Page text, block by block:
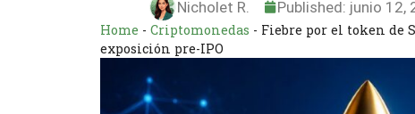
Nicholet R. Published: junio 12,
Home - Criptomonedas - Fiebre por el token de
exposición pre-IPO